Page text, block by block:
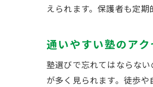
えられます。保護者も定
通いやすい塾のア
塾選びで忘れてはならな
が多く見られます。徒歩